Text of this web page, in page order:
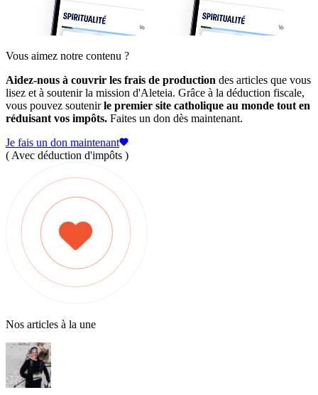
Vous aimez notre contenu ?
Aidez-nous à couvrir les frais de production des articles que vous
lisez et à soutenir la mission d'Aleteia. Grâce à la déduction fiscale,
vous pouvez soutenirle premier site catholique au monde tout en
réduisant vos impôts. Faites un don dès maintenant.
Je fais un don maintenant
( Avec déduction d'impôts )
Nos articles à la une